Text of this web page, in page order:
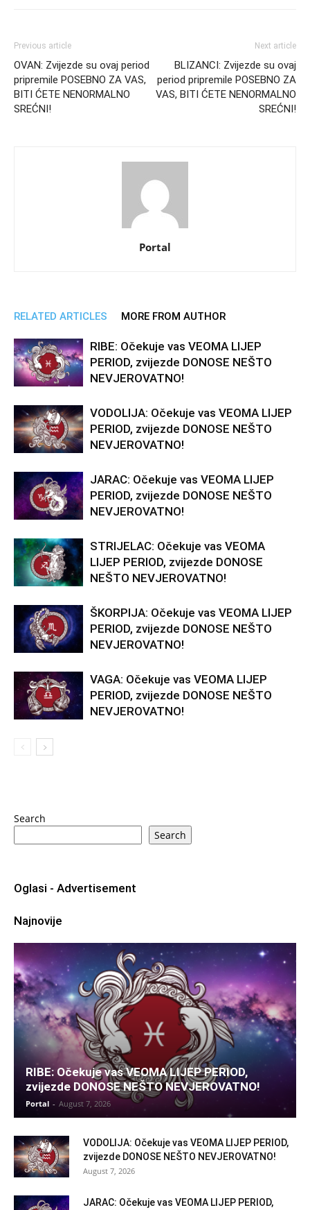
Previous article
OVAN: Zvijezde su ovaj period
pripremile POSEBNO ZA VAS,
BITI ĆETE NENORMALNO
SREĆNI!
Next article
BLIZANCI: Zvijezde su ovaj
period pripremile POSEBNO ZA
VAS, BITI ĆETE NENORMALNO
SREĆNI!
Portal
RELATED ARTICLES MORE FROM AUTHOR
RIBE: Očekuje vas VEOMA LIJEP
PERIOD, zvijezde DONOSE NEŠTO
NEVJEROVATNO!
VODOLIJA: Očekuje vas VEOMA LIJEP
PERIOD, zvijezde DONOSE NEŠTO
NEVJEROVATNO!
JARAC: Očekuje vas VEOMA LIJEP
PERIOD, zvijezde DONOSE NEŠTO
NEVJEROVATNO!
STRIJELAC: Očekuje vas VEOMA
LIJEP PERIOD, zvijezde DONOSE
NEŠTO NEVJEROVATNO!
ŠKORPIJA: Očekuje vas VEOMA LIJEP
PERIOD, zvijezde DONOSE NEŠTO
NEVJEROVATNO!
VAGA: Očekuje vas VEOMA LIJEP
PERIOD, zvijezde DONOSE NEŠTO
NEVJEROVATNO!
Search
Search
Oglasi - Advertisement
Najnovije
RIBE: Očekuje vas VEOMA LIJEP PERIOD,
zvijezde DONOSE NEŠTO NEVJEROVATNO!
Portal - August 7, 2026
VODOLIJA: Očekuje vas VEOMA LIJEP PERIOD,
zvijezde DONOSE NEŠTO NEVJEROVATNO!
August 7, 2026
JARAC: Očekuje vas VEOMA LIJEP PERIOD,